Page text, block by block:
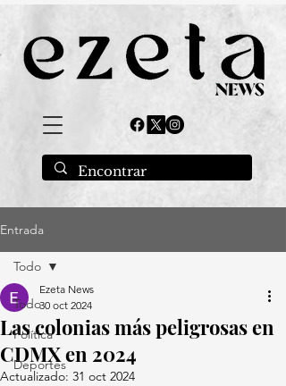
Entrada
Todo
Política
Deportes
Todo
Las colonias más peligrosas en
CDMX en 2024
Ezeta News
30 oct 2024
Actualizado: 31 oct 2024